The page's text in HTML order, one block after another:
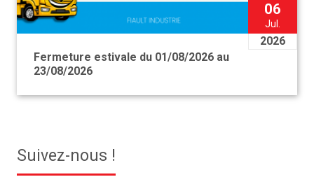
06
Jul.
2026
Fermeture estivale du 01/08/2026 au
23/08/2026
Suivez-nous !